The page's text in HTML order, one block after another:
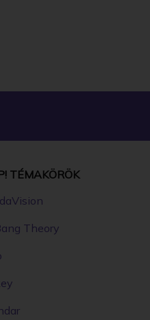
TÉMAKÖRÖK
Theory